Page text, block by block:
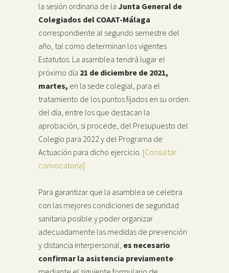
la sesión ordinaria de la Junta General de
Colegiados del COAAT-Málaga
correspondiente al segundo semestre del
año, tal como determinan los vigentes
Estatutos. La asamblea tendrá lugar el
próximo día 21 de diciembre de 2021,
martes, en la sede colegial, para el
tratamiento de los puntos fijados en su orden
del día, entre los que destacan la
aprobación, si procede, del Presupuesto del
Colegio para 2022 y del Programa de
Actuación para dicho ejercicio. [Consultar
convocatoria]
Para garantizar que la asamblea se celebra
con las mejores condiciones de seguridad
sanitaria posible y poder organizar
adecuadamente las medidas de prevención
y distancia interpersonal, es necesario
confirmar la asistencia previamente